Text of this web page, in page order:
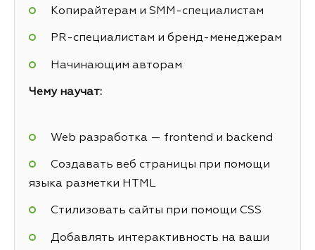
Копирайтерам и SMM-специалистам
PR-специалистам и бренд-менеджерам
Начинающим авторам
Чему научат:
Web разработка — frontend и backend
Создавать веб страницы при помощи
языка разметки HTML
Стилизовать сайты при помощи CSS
Добавлять интерактивность на ваши